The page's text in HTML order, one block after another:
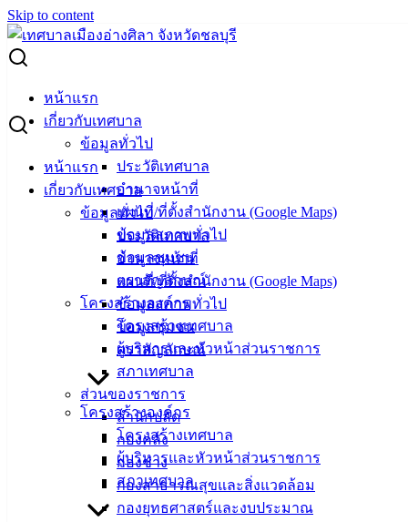
Skip to content
หน้าแรก
เกี่ยวกับเทศบาล
ข้อมูลทั่วไป
ประวัติเทศบาล
อำนาจหน้าที่
แผนที่/ที่ตั้งสำนักงาน (Google Maps)
ข้อมูลสภาพทั่วไป
ข้อมูลชุมชน
ตราสัญลักษณ์
โครงสร้างองค์กร
โครงสร้างเทศบาล
ผู้บริหารและหัวหน้าส่วนราชการ
สภาเทศบาล
ส่วนของราชการ
สำนักปลัด
กองคลัง
กองช่าง
กองสาธารณสุขและสิ่งแวดล้อม
กองยุทธศาสตร์และงบประมาณ
หน้าแรก
เกี่ยวกับเทศบาล
ข้อมูลทั่วไป
ประวัติเทศบาล
อำนาจหน้าที่
แผนที่/ที่ตั้งสำนักงาน (Google Maps)
ข้อมูลสภาพทั่วไป
ข้อมูลชุมชน
ตราสัญลักษณ์
โครงสร้างองค์กร
โครงสร้างเทศบาล
ผู้บริหารและหัวหน้าส่วนราชการ
สภาเทศบาล
Search for:
ข้อมูลจำนวนลานกีฬา/สนามกีฬา ในเขตพื้นที่เทศบาลเมืองอ่าง
ศิลา
ข้อมูลจำนวนลานกีฬา/สนามกีฬา ในเขต
พื้นที่เทศบาลเมืองอ่างศิลา
กรกฎาคม 15, 2021 พฤษภาคม 3, 2022
ข้อมูลจำนวนลานกีฬา/สนามกีฬา ในเขตพื้นที่เทศบาลเมืองอ่าง
เมืองอ่าง